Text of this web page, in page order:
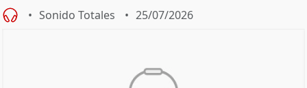
Sonido Totales 25/07/2026